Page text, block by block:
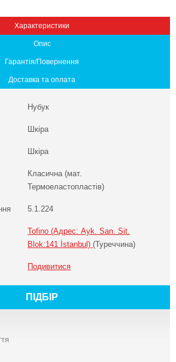
Характеристики
Опис
Гарантія/Повернення
Доставка та оплата
Нубук
Шкіра
Шкіра
Класична (мат.
Термоеластопластів)
5.1.224
Tofino (Адрес: Ayk. San. Sit.
Blok:141 İstanbul) (Туреччина)
Подивитися
ПІДБІР